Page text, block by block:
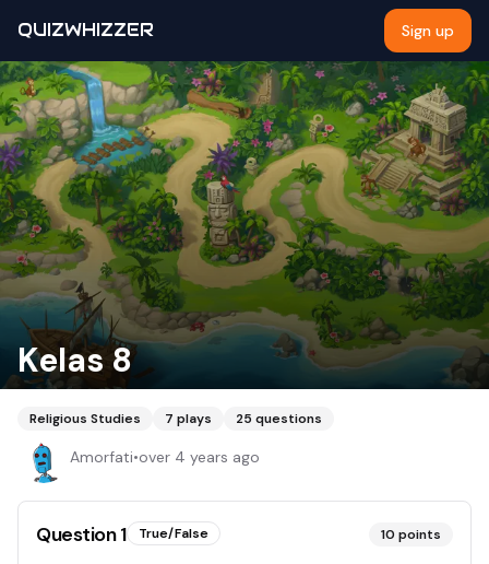
QUIZWHIZZER Sign up
Kelas 8
Religious Studies 7 plays 25 questions
Amorfati•over 4 years ago
Question1 True/False 10 points